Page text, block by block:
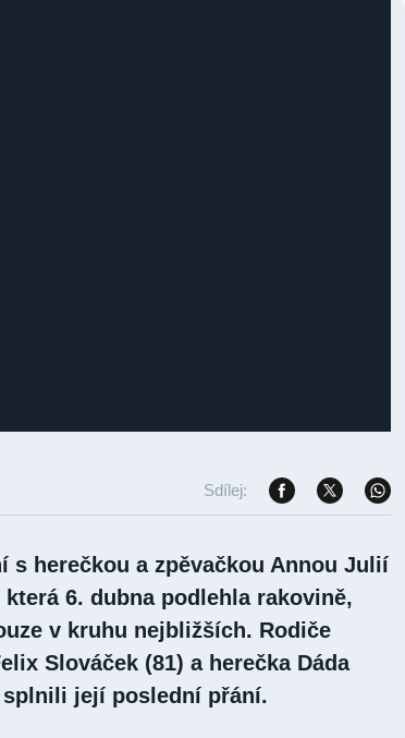
Sdílej:
s herečkou a zpěvačkou Annou Julií
6. dubna podlehla rakovině,
v kruhu nejbližších. Rodiče
Slováček (81) a herečka Dáda
splnili její poslední přání.